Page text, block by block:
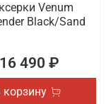
Venum
Black/Sand
16 490 ₽
корзину